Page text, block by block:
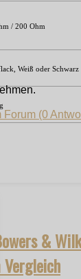
/ 200 Ohm
Weiß oder Schwarz
(0
&